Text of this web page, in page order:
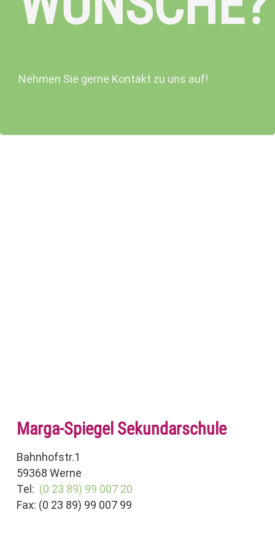
Nehmen Sie gerne Kontakt zu uns auf!
Marga-Spiegel Sekundarschule
Bahnhofstr.1
59368 Werne
Tel: (0 23 89) 99 007 20
Fax: (0 23 89) 99 007 99